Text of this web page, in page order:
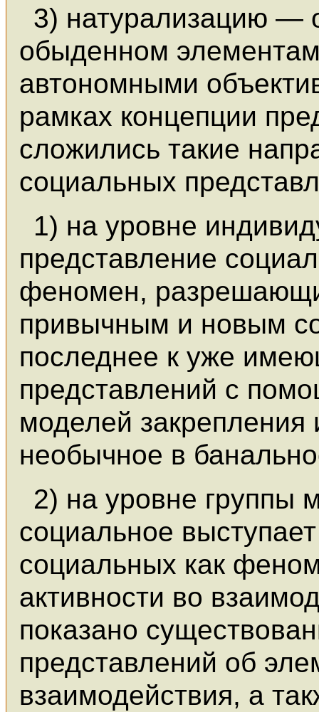
3) натурализацию —
обыденном
автономными
рамках концепции
сложились такие
социальных
1) на уровне
представление
феномен,
привычным и новым
последнее к уже
представлений с
моделей
необычное в
2) на уровне группы
социальное
социальных как
активности во
показано
представлений об
взаимодействия, а